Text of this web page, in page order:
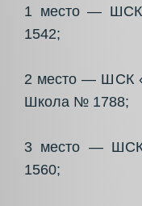
1 место —
1542;
2 место — ШСК
Школа № 1788;
3 место —
1560;